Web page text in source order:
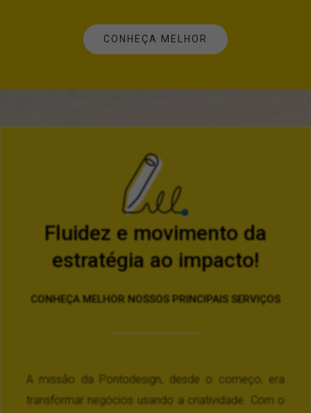
CONHEÇA MELHOR
Fluidez e movimento da
estratégia ao impacto!
CONHEÇA MELHOR NOSSOS PRINCIPAIS SERVIÇOS
A missão da Pontodesign, desde o começo, era
transformar negócios usando a criatividade. Com o